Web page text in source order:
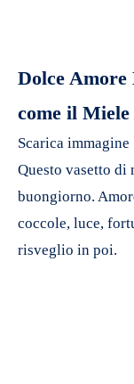
Dolce
come il Miele
Scarica immagine
Questo vasetto
buongiorno.
coccole, luce,
risveglio in poi.